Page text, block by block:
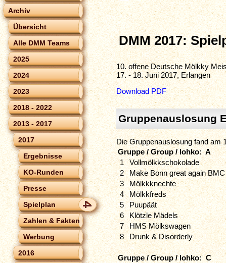
Archiv
Übersicht
Alle DMM Teams
2025
2024
2023
2018 - 2022
2013 - 2017
2017
Ergebnisse
KO-Runden
Presse
Spielplan
Zahlen & Fakten
Werbung
2016
DMM 2017:
10. offene Deutsche Mölkky
17. - 18. Juni 2017, Erlangen
Download PDF
Gruppenauslosung
Die Gruppenauslosung fand am
Gruppe / Group / lohko: A
1
Vollmölkkschokolade
2
Make Bonn great again BMC
3
Mölkkknechte
4
Mölkkfreds
5
Puupäät
6
Klötzle Mädels
7
HMS Mölkswagen
8
Drunk & Disorderly
Gruppe / Group / lohko: C